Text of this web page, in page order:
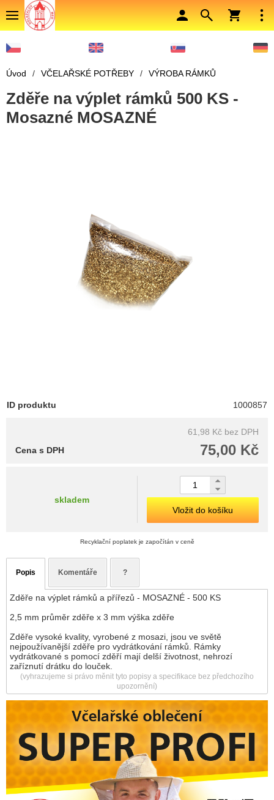
Úvod / VČELAŘSKÉ POTŘEBY / VÝROBA RÁMKŮ
Zděře na výplet rámků 500 KS -
Mosazné MOSAZNÉ
ID produktu 1000857
61,98 Kč bez DPH
75,00 Kč
Cena s DPH
skladem
Vložit do košíku
Recyklační poplatek je započítán v ceně
Popis Komentáře ?
Zděře na výplet rámků a přířezů - MOSAZNÉ - 500 KS
2,5 mm průměr zděře x 3 mm výška zděře
Zděře vysoké kvality, vyrobené z mosazi, jsou ve světě
nejpoužívanější zděře pro vydrátkování rámků. Rámky
vydrátkované s pomocí zděří mají delší životnost, nehrozí
zaříznutí drátku do louček.
(vyhrazujeme si právo měnit tyto popisy a specifikace bez předchozího
upozornění)